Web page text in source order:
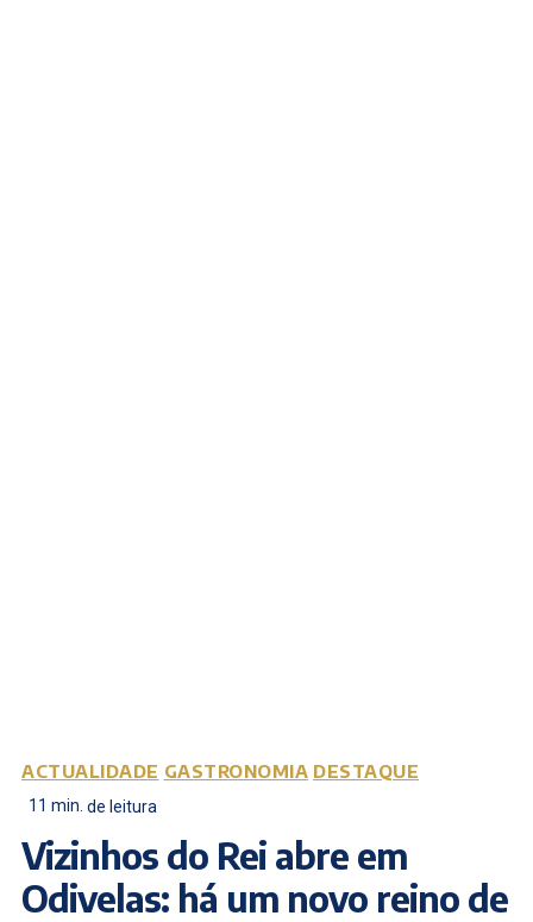
ACTUALIDADE GASTRONOMIA DESTAQUE
11 min. de leitura
Vizinhos do Rei abre em
Odivelas: há um novo reino de